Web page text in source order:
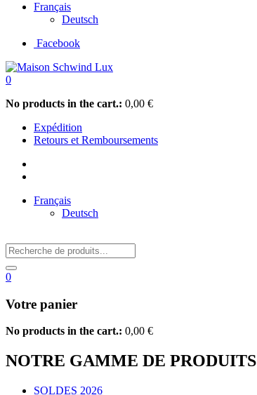
Français
Deutsch
Facebook
0
No products in the cart.: 0,00 €
Expédition
Retours et Remboursements
Français
Deutsch
0
Votre panier
No products in the cart.: 0,00 €
NOTRE GAMME DE PRODUITS
SOLDES 2026